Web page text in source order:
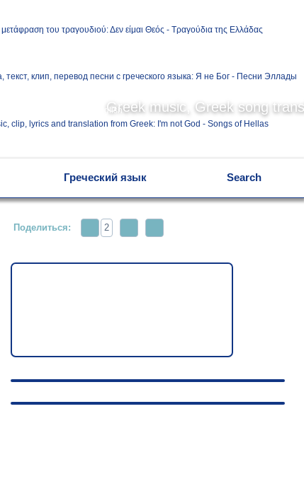
Greek music, Greek song
English
Греческий язык Search
Поделиться: 2